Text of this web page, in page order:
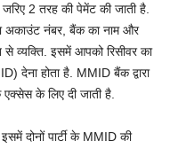
2 तरह की पेमेंट की जाती है.
अकाउंट नंबर, बैंक का नाम और
से व्यक्ति. इसमें आपको रिसीवर का
देना होता है. MMID बैंक द्वारा
के लिए दी जाती है.
दोनों पार्टी के MMID की